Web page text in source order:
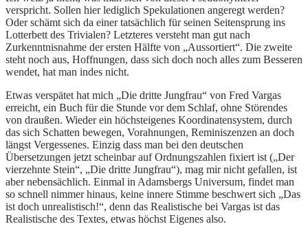
verspricht. Sollen hier lediglich Spekulationen angeregt werden?
Oder schämt sich da einer tatsächlich für seinen Seitensprung ins
Lotterbett des Trivialen? Letzteres versteht man gut nach
Zurkenntnisnahme der ersten Hälfte von „Aussortiert“. Die zweite
steht noch aus, Hoffnungen, dass sich doch noch alles zum Besseren
wendet, hat man indes nicht.
Etwas verspätet hat mich „Die dritte Jungfrau“ von Fred Vargas
erreicht, ein Buch für die Stunde vor dem Schlaf, ohne Störendes
von draußen. Wieder ein höchsteigenes Koordinatensystem, durch
das sich Schatten bewegen, Vorahnungen, Reminiszenzen an doch
längst Vergessenes. Einzig dass man bei den deutschen
Übersetzungen jetzt scheinbar auf Ordnungszahlen fixiert ist („Der
vierzehnte Stein“, „Die dritte Jungfrau“), mag mir nicht gefallen, ist
aber nebensächlich. Einmal in Adamsbergs Universum, findet man
so schnell nimmer hinaus, keine innere Stimme beschwert sich „Das
ist doch unrealistisch!“, denn das Realistische bei Vargas ist das
Realistische des Textes, etwas höchst Eigenes also.